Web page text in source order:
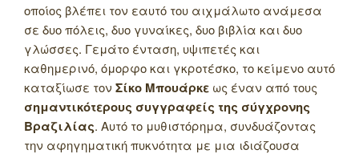
οποίος βλέπει τον εαυτό του αιχμάλωτο ανάμεσα
σε δυο πόλεις, δυο γυναίκες, δυο βιβλία και δυο
γλώσσες. Γεμάτο ένταση, υψιπετές και
καθημερινό, όμορφο και γκροτέσκο, το κείμενο αυτό
καταξίωσε τον Σίκο Μπουάρκε ως έναν από τους
σημαντικότερους συγγραφείς της σύγχρονης
Βραζιλίας. Αυτό το μυθιστόρημα, συνδυάζοντας
την αφηγηματική πυκνότητα με μια ιδιάζουσα